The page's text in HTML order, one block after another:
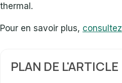
thermal.
Pour en savoir plus, consultez
PLAN DE L'ARTICLE